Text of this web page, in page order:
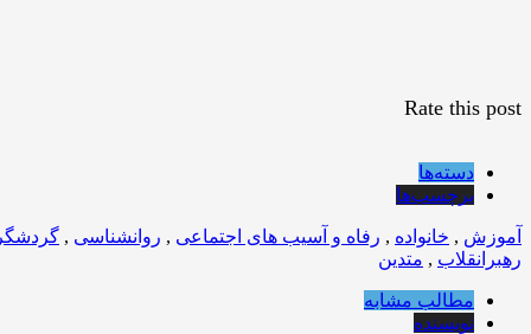
Rate this post
دسته‌ها
برچسب‌ها
آموزش , خانواده , رفاه و آسیب های اجتماعی , روانشناسی ,
رهبرانقلاب , متدین
مطالب مشابه
نویسنده